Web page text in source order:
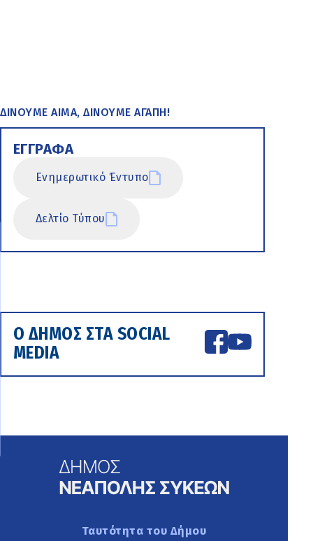
ΔΙΝΟΥΜΕ ΑΙΜΑ, ΔΙΝΟΥΜΕ ΑΓΑΠΗ!
ΕΓΓΡΑΦΑ
Ενημερωτικό Έντυπο
Δελτίο Τύπου
Ο ΔΗΜΟΣ ΣΤΑ SOCIAL
MEDIA
Ταυτότητα του Δήμου